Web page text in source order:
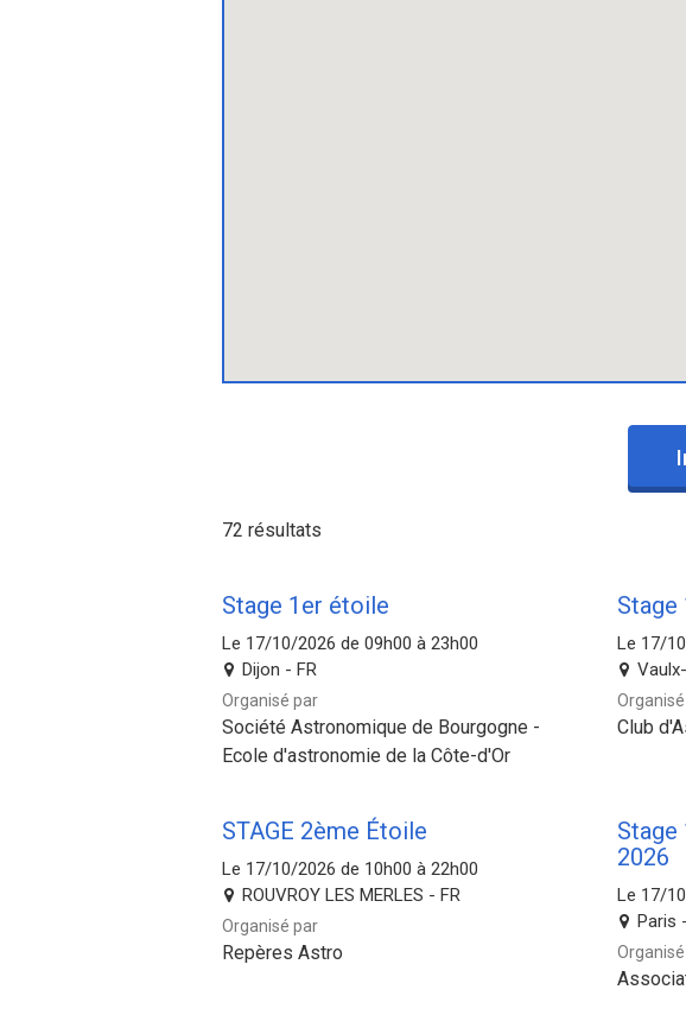
72 résultats
Stage 1er étoile
Le 17/10/2026 de 09h00 à 23h00
Dijon - FR
Organisé par
Société Astronomique de Bourgogne -
Ecole d'astronomie de la Côte-d'Or
Stage
Le 17/
Club
STAGE 2ème Étoile
Le 17/10/2026 de 10h00 à 22h00
ROUVROY LES MERLES - FR
Organisé par
Repères Astro
2026
Le 17/
Paris